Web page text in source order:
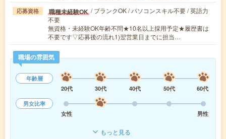
応募資格 職種未経験OK / ブランクOK / パソコンスキル不要 / 英語力
不要
無資格・未経験OK年齢不問★10名以上採用予定★履歴書は
不要です▽応募後の流れ1)翌営業日までに担当…
職場の雰囲気
年齢層
20代
30代 40代 50代
60代
男女比率
女性
男性
もっと見る